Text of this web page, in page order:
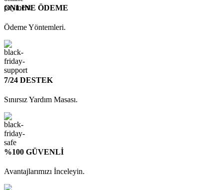
ONLINE ÖDEME
Ödeme Yöntemleri.
7/24 DESTEK
Sınırsız Yardım Masası.
%100 GÜVENLİ
Avantajlarımızı İnceleyin.